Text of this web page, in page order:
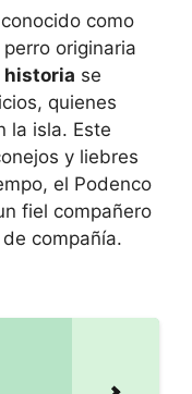
como
perro originaria
historia se
quienes
la isla. Este
y liebres
el Podenco
fiel compañero
compañía.